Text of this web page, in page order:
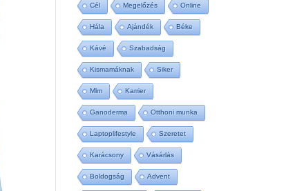
Cél Megelőzés Online
Hála Ajándék Béke
Kávé Szabadság
Kismamáknak Siker
Mlm Karrier
Ganoderma Otthoni munka
Laptoplifestyle Szeretet
Karácsony Vásárlás
Boldogság Advent